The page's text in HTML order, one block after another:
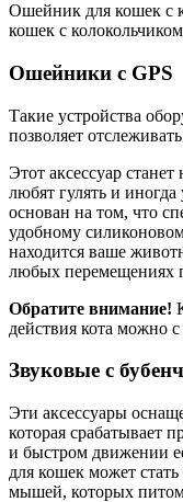
Ошейник для кошек с
кошек с колокольчиком
Ошейники с GPS
Такие устройства
позволяет
Этот аксессуар
любят гулять и
основан на том, что
удобному
находится ваше
любых перемещениях
Обратите внимание!
действия кота можно
Звуковые с
Эти аксессуары
которая срабатывает
и быстром движении
для кошек может
мышей, которых